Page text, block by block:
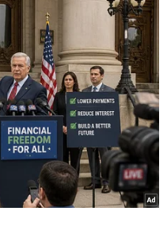
(TTXVN/Vietnam+)